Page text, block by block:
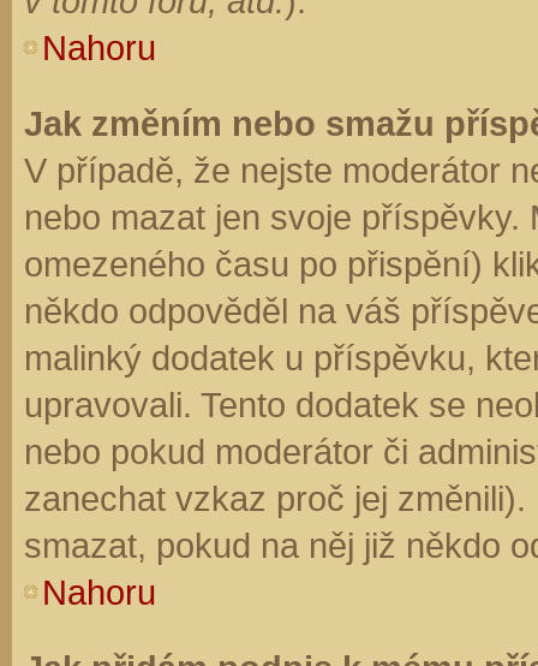
Nahoru
Jak změním nebo smažu
V případě, že nejste moderátor
nebo mazat jen svoje
omezeného času po přispění)
někdo odpověděl na váš
malinký dodatek u příspěvku,
upravovali. Tento dodatek se
nebo pokud moderátor či
zanechat vzkaz proč jej
smazat, pokud na něj již někdo
Nahoru